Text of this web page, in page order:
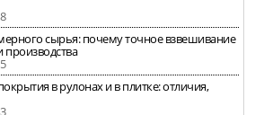
сырья: почему точное взвешивание
в рулонах и в плитке: отличия,